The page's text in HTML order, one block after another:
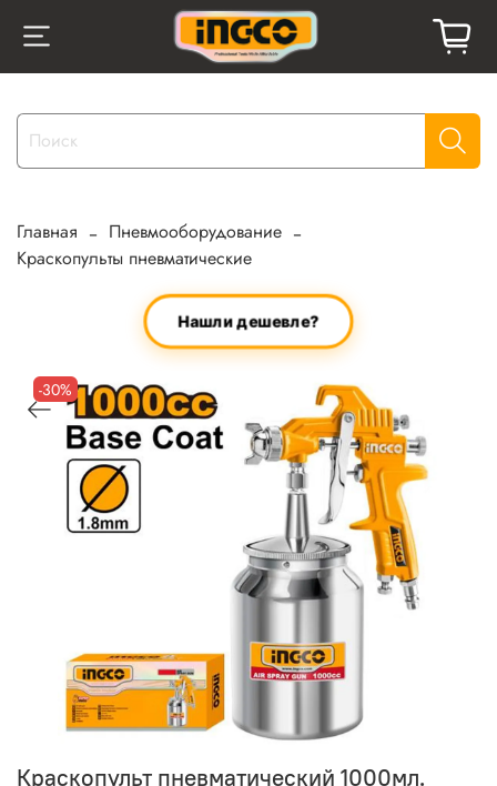
Главная
Пневмооборудование
Краскопульты пневматические
Нашли дешевле?
-30%
Краскопульт пневматический 1000мл.